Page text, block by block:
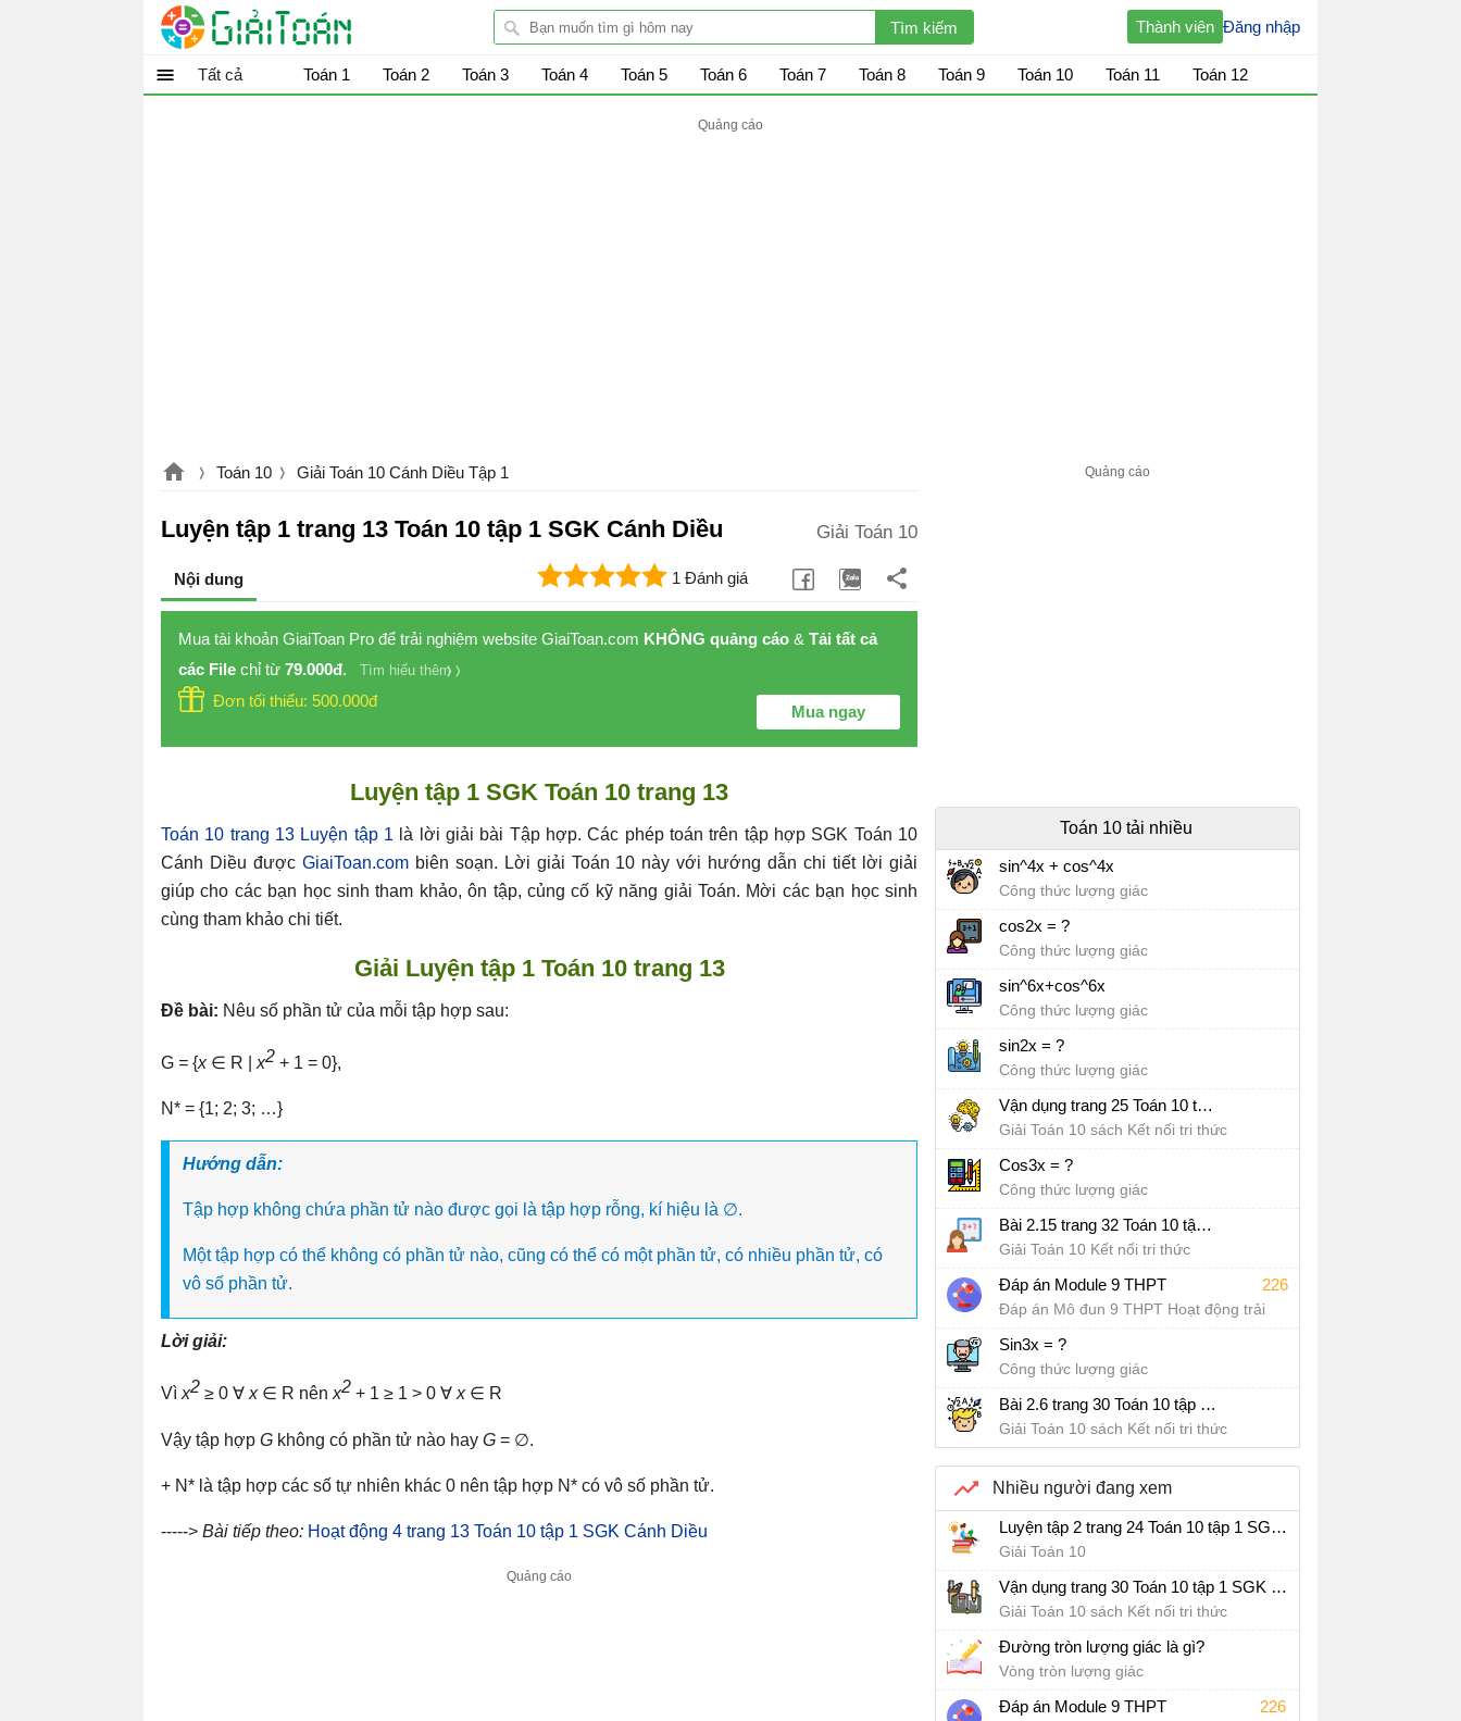
Đăng nhập
Thành viên
Tất cả Toán 1 Toán 2 Toán 3 Toán 4 Toán 5 Toán 6 Toán 7 Toán 8 Toán 9 Toán 10 Toán 11 Toán 12
Toán 10 Giải Toán 10 Cánh Diều Tập 1
Luyện tập 1 trang 13 Toán 10 tập 1 SGK Cánh Diều Giải Toán 10
Nội dung 1 Đánh giá
Mua tài khoản GiaiToan Pro để trải nghiệm website GiaiToan.com KHÔNG quảng cáo & Tải tất cả
các File chỉ từ 79.000đ. Tìm hiểu thêm
Mua ngay
Đơn tối thiểu: 500.000đ
Luyện tập 1 SGK Toán 10 trang 13
Toán 10 trang 13 Luyện tập 1 là lời giải bài Tập hợp. Các phép toán trên tập hợp SGK Toán 10
Cánh Diều được GiaiToan.combiên soạn. Lời giải Toán 10 này với hướng dẫn chi tiết lời giải
giúp cho các bạn học sinh tham khảo, ôn tập, củng cố kỹ năng giải Toán. Mời các bạn học sinh
cùng tham khảo chi tiết.
Giải Luyện tập 1 Toán 10 trang 13
Đề bài: Nêu số phần tử của mỗi tập hợp sau:
G = {x∈ R | x2 + 1 = 0},
N* = {1; 2; 3; …}
Hướng dẫn:
Tập hợp không chứa phần tử nào được gọi là tập hợp rỗng, kí hiệu là ∅.
Một tập hợp có thể không có phần tử nào, cũng có thể có một phần tử, có nhiều phần tử, có
vô số phần tử.
Lời giải:
Vìx2 ≥ 0 ∀x∈ R nênx2 + 1 ≥ 1 > 0 ∀x∈ R
Vậy tập hợp G không có phần tử nào hay G = ∅.
+ N* là tập hợp các số tự nhiên khác 0 nên tập hợp N* có vô số phần tử.
-----> Bài tiếp theo: Hoạt động 4 trang 13 Toán 10 tập 1 SGK Cánh Diều
Toán 10 tải nhiều
sin^4x + cos^4x
Công thức lượng giác
cos2x = ?
Công thức lượng giác
sin^6x+cos^6x
Công thức lượng giác
sin2x = ?
Công thức lượng giác
Vận dụng trang 25 Toán 10 tập 1 SGK Kết nối tri thức với cuộc sống
Giải Toán 10 sách Kết nối tri thức
Cos3x = ?
Công thức lượng giác
Bài 2.15 trang 32 Toán 10 tập 1 SGK Kết nối tri thức với cuộc sống
Giải Toán 10 Kết nối tri thức
Đáp án Module 9 THPT 226
Đáp án Mô đun 9 THPT Hoạt động trải
Sin3x = ?
Công thức lượng giác
Bài 2.6 trang 30 Toán 10 tập 1 SGK Kết nối tri thức với cuộc sống
Giải Toán 10 sách Kết nối tri thức
Nhiều người đang xem
Luyện tập 2 trang 24 Toán 10 tập 1 SGK Kết nối tri thức với cuộc sống
Giải Toán 10
Vận dụng trang 30 Toán 10 tập 1 SGK Kết nối tri thức với cuộc sống
Giải Toán 10 sách Kết nối tri thức
Đường tròn lượng giác là gì?
Vòng tròn lượng giác
Đáp án Module 9 THPT 226